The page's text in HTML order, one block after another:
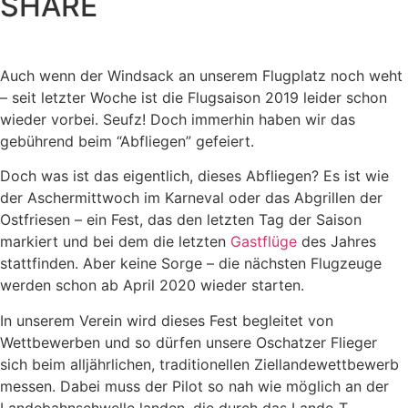
Auch wenn der Windsack an unserem Flugplatz noch weht
– seit letzter Woche ist die Flugsaison 2019 leider schon
wieder vorbei. Seufz! Doch immerhin haben wir das
gebührend beim “Abfliegen” gefeiert.
Doch was ist das eigentlich, dieses Abfliegen? Es ist wie
der Aschermittwoch im Karneval oder das Abgrillen der
Ostfriesen – ein Fest, das den letzten Tag der Saison
markiert und bei dem die letzten Gastflüge des Jahres
stattfinden. Aber keine Sorge – die nächsten Flugzeuge
werden schon ab April 2020 wieder starten.
In unserem Verein wird dieses Fest begleitet von
Wettbewerben und so dürfen unsere Oschatzer Flieger
sich beim alljährlichen, traditionellen Ziellandewettbewerb
messen. Dabei muss der Pilot so nah wie möglich an der